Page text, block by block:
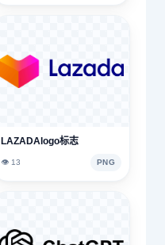
LAZADAlogo标志
👁️ 13 PNG